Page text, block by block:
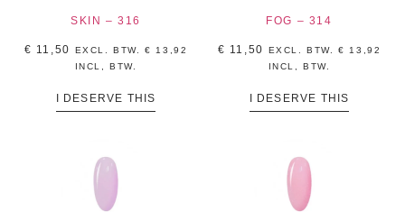
SKIN – 316
€ 11,50 EXCL. BTW.€ 13,92
INCL, BTW.
I DESERVE THIS
FOG – 314
€ 11,50 EXCL. BTW.€ 13,92
INCL, BTW.
I DESERVE THIS